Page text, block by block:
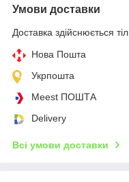
Умови доставки
Доставка здійснюється
Нова Пошта
Укрпошта
Meest ПОШТА
Delivery
Всі умови доставки